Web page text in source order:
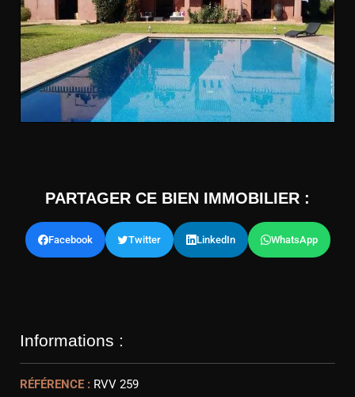
PARTAGER CE BIEN IMMOBILIER :
Facebook Twitter LinkedIn WhatsApp
Informations :
RÉFÉRENCE : RVV 259